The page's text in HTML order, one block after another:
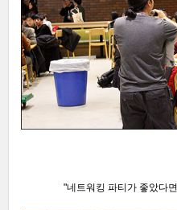
"네트워킹 파티가 좋았다